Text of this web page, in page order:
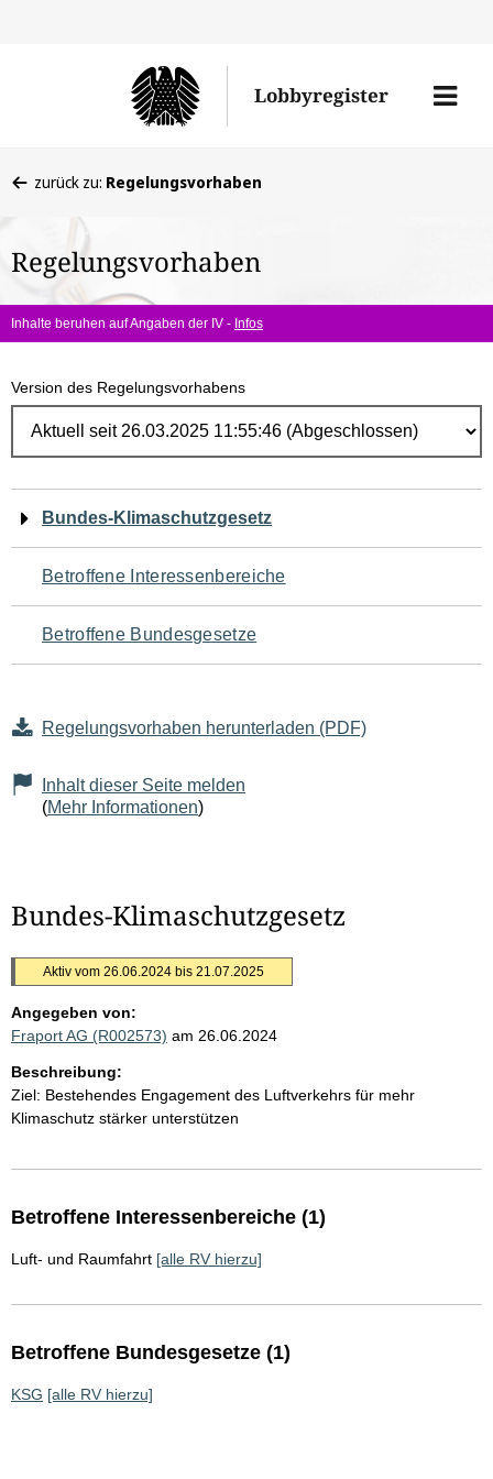
Lobbyregister
Menü
befinden
hier:
zurück zu: Regelungsvorhaben
Regelungsvorhaben
Inhalte beruhen auf Angaben der IV - Infos
Version des Regelungsvorhabens
Navigation
für
den
Seiteninhalt
Bundes-Klimaschutzgesetz
Betroffene Interessenbereiche
Betroffene Bundesgesetze
Regelungsvorhaben herunterladen (PDF)
Inhalt dieser Seite melden
(Mehr Informationen)
Bundes-Klimaschutzgesetz
Aktiv vom 26.06.2024 bis 21.07.2025
Angegeben von:
Fraport AG (R002573) am 26.06.2024
Beschreibung:
Ziel: Bestehendes Engagement des Luftverkehrs für mehr
Klimaschutz stärker unterstützen
Betroffene Interessenbereiche (1)
Luft- und Raumfahrt [alle RV hierzu]
Betroffene Bundesgesetze (1)
KSG [alle RV hierzu]